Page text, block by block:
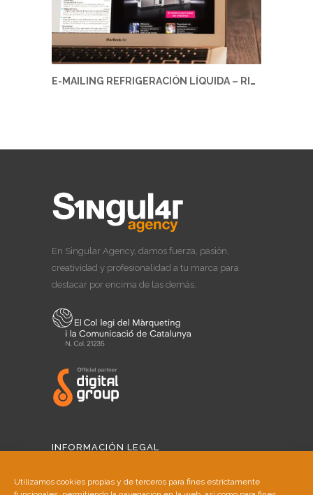
Utilizamos cookies propias y de terceros para fines estrictamente
E-MAILING REFRIGERACIÓN LÍQUIDA – RITTAL
En Singular Agency, damos fuerza, pasión,
creatividad y profesionalidad a tu marca para
destacar por encima de las demás.
INFORMACIÓN LEGAL